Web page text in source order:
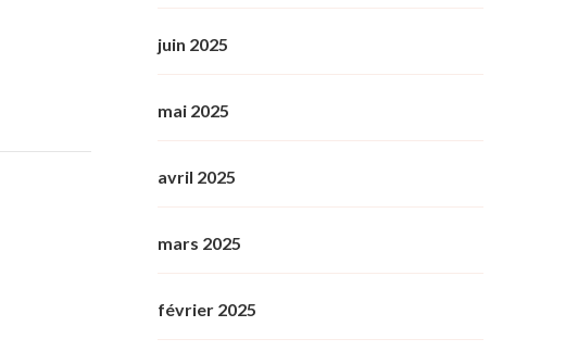
juin 2025
mai 2025
avril 2025
mars 2025
février 2025